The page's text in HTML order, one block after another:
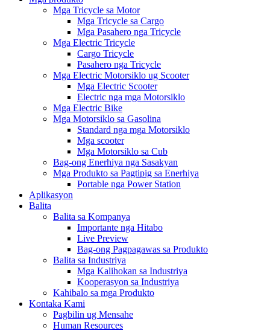
Mga Tricycle sa Motor
Mga Tricycle sa Cargo
Mga Pasahero nga Tricycle
Mga Electric Tricycle
Cargo Tricycle
Pasahero nga Tricycle
Mga Electric Motorsiklo ug Scooter
Mga Electric Scooter
Electric nga mga Motorsiklo
Mga Electric Bike
Mga Motorsiklo sa Gasolina
Standard nga mga Motorsiklo
Mga scooter
Mga Motorsiklo sa Cub
Bag-ong Enerhiya nga Sasakyan
Mga Produkto sa Pagtipig sa Enerhiya
Portable nga Power Station
Aplikasyon
Balita
Balita sa Kompanya
Importante nga Hitabo
Live Preview
Bag-ong Pagpagawas sa Produkto
Balita sa Industriya
Mga Kalihokan sa Industriya
Kooperasyon sa Industriya
Kahibalo sa mga Produkto
Kontaka Kami
Pagbilin ug Mensahe
Human Resources